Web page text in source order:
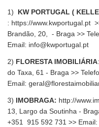
1) KW PORTUGAL (
: https://www.kwportugal.pt
Brandão, 20, - Braga >>
Email: info@kwportugal.pt
2) FLORESTA IMOBILIÁRIA:
do Taxa, 61 - Braga >>
Email:
3) IMOBRAGA: http://
13, Largo da Soutinha -
+351 915 592 731 >> Email: